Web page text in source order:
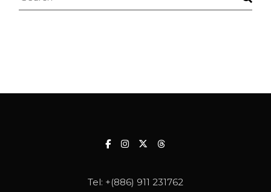
Tel: +(886) 911 231762